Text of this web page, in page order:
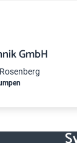
GmbH